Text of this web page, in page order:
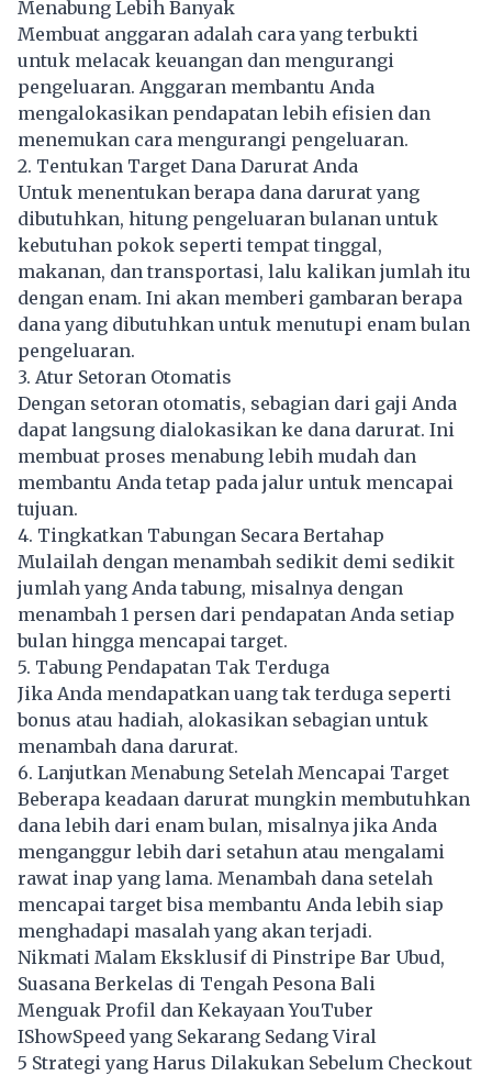
Menabung Lebih Banyak
Membuat anggaran adalah cara yang terbukti
untuk melacak keuangan dan mengurangi
pengeluaran. Anggaran membantu Anda
mengalokasikan pendapatan lebih efisien dan
menemukan cara mengurangi pengeluaran.
2. Tentukan Target Dana Darurat Anda
Untuk menentukan berapa dana darurat yang
dibutuhkan, hitung pengeluaran bulanan untuk
kebutuhan pokok seperti tempat tinggal,
makanan, dan transportasi, lalu kalikan jumlah itu
dengan enam. Ini akan memberi gambaran berapa
dana yang dibutuhkan untuk menutupi enam bulan
pengeluaran.
3. Atur Setoran Otomatis
Dengan setoran otomatis, sebagian dari gaji Anda
dapat langsung dialokasikan ke dana darurat. Ini
membuat proses menabung lebih mudah dan
membantu Anda tetap pada jalur untuk mencapai
tujuan.
4. Tingkatkan Tabungan Secara Bertahap
Mulailah dengan menambah sedikit demi sedikit
jumlah yang Anda tabung, misalnya dengan
menambah 1 persen dari pendapatan Anda setiap
bulan hingga mencapai target.
5. Tabung Pendapatan Tak Terduga
Jika Anda mendapatkan uang tak terduga seperti
bonus atau hadiah, alokasikan sebagian untuk
menambah dana darurat.
6. Lanjutkan Menabung Setelah Mencapai Target
Beberapa keadaan darurat mungkin membutuhkan
dana lebih dari enam bulan, misalnya jika Anda
menganggur lebih dari setahun atau mengalami
rawat inap yang lama. Menambah dana setelah
mencapai target bisa membantu Anda lebih siap
menghadapi masalah yang akan terjadi.
Nikmati Malam Eksklusif di Pinstripe Bar Ubud,
Suasana Berkelas di Tengah Pesona Bali
Menguak Profil dan Kekayaan YouTuber
IShowSpeed yang Sekarang Sedang Viral
5 Strategi yang Harus Dilakukan Sebelum Checkout